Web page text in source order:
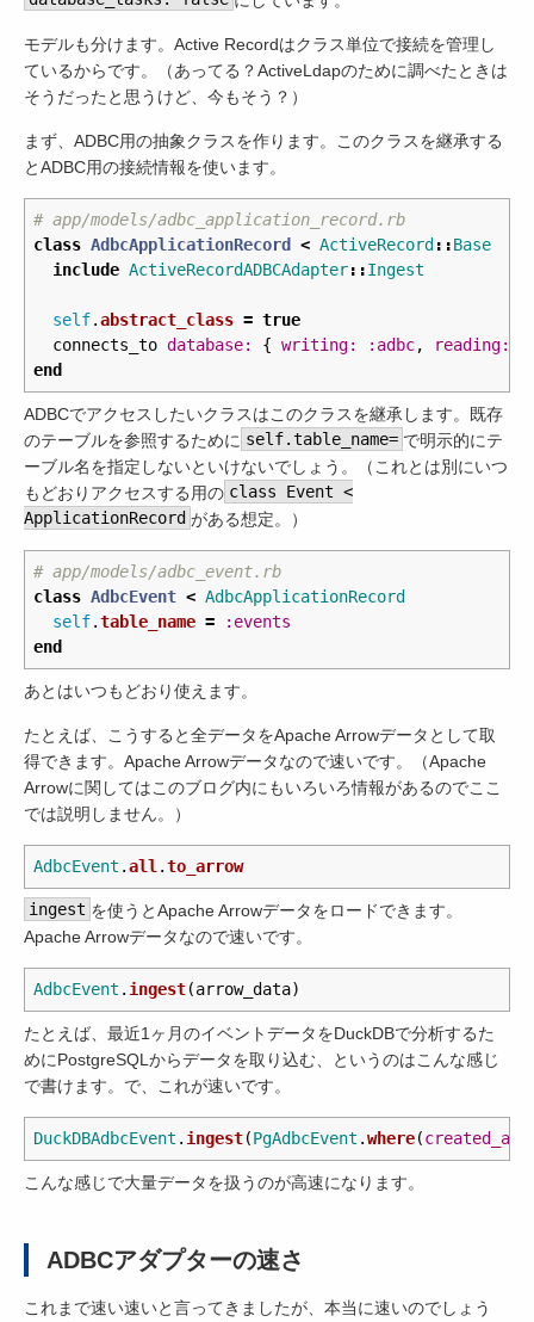
モデルも分けます。Active Recordはクラス単位で接続を管理し
ているからです。（あってる？ActiveLdapのために調べたときは
そうだったと思うけど、今もそう？）
まず、ADBC用の抽象クラスを作ります。このクラスを継承する
とADBC用の接続情報を使います。
# app/models/adbc_application_record.rb
class AdbcApplicationRecord < ActiveRecord::Base
include ActiveRecordADBCAdapter::Ingest
self.abstract_class = true
connects_to database: { writing: :adbc,
reading:
end
ADBCでアクセスしたいクラスはこのクラスを継承します。既存
のテーブルを参照するために self.table_name= で明示的にテ
ーブル名を指定しないといけないでしょう。（これとは別にいつ
もどおりアクセスする用の class Event <
ApplicationRecord がある想定。）
# app/models/adbc_event.rb
class AdbcEvent < AdbcApplicationRecord
self.table_name =
:events
end
あとはいつもどおり使えます。
たとえば、こうすると全データをApache Arrowデータとして取
得できます。Apache Arrowデータなので速いです。（Apache
Arrowに関してはこのブログ内にもいろいろ情報があるのでここ
では説明しません。）
AdbcEvent .all .to_arrow
ingest を使うとApache Arrowデータをロードできます。
Apache Arrowデータなので速いです。
AdbcEvent . ingest(arrow_data)
たとえば、最近1ヶ月のイベントデータをDuckDBで分析するた
めにPostgreSQLからデータを取り込む、というのはこんな感じ
で書けます。で、これが速いです。
DuckDBAdbcEvent . ingest(PgAdbcEvent .where(
こんな感じで大量データを扱うのが高速になります。
ADBCアダプターの速さ
これまで速い速いと言ってきましたが、本当に速いのでしょう